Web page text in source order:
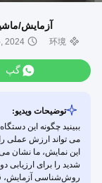
آزمایش/
环境
2024
گپ
توضیحات ویدیو:
ببینید چگونه این
می تواند ارزش عملی
این نمایش، ما نشان
شدید را برای
روش‌شناسی آزمایش،